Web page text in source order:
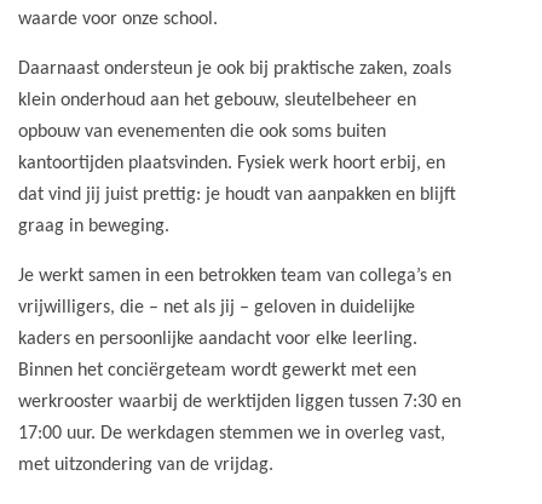
waarde voor onze school.
Daarnaast ondersteun je ook bij praktische zaken, zoals
klein onderhoud aan het gebouw, sleutelbeheer en
opbouw van evenementen die ook soms buiten
kantoortijden plaatsvinden. Fysiek werk hoort erbij, en
dat vind jij juist prettig: je houdt van aanpakken en blijft
graag in beweging.
Je werkt samen in een betrokken team van collega’s en
vrijwilligers, die – net als jij – geloven in duidelijke
kaders en persoonlijke aandacht voor elke leerling.
Binnen het conciërgeteam wordt gewerkt met een
werkrooster waarbij de werktijden liggen tussen 7:30 en
17:00 uur. De werkdagen stemmen we in overleg vast,
met uitzondering van de vrijdag.